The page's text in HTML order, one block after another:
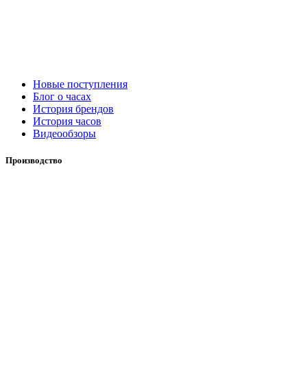
Новые поступления
Блог о часах
История брендов
История часов
Видеообзоры
Производство